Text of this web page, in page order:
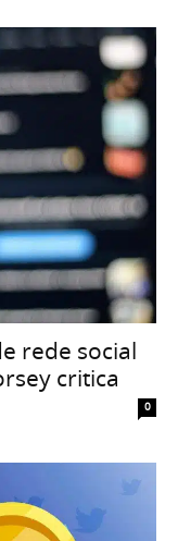
rede social
critica
0